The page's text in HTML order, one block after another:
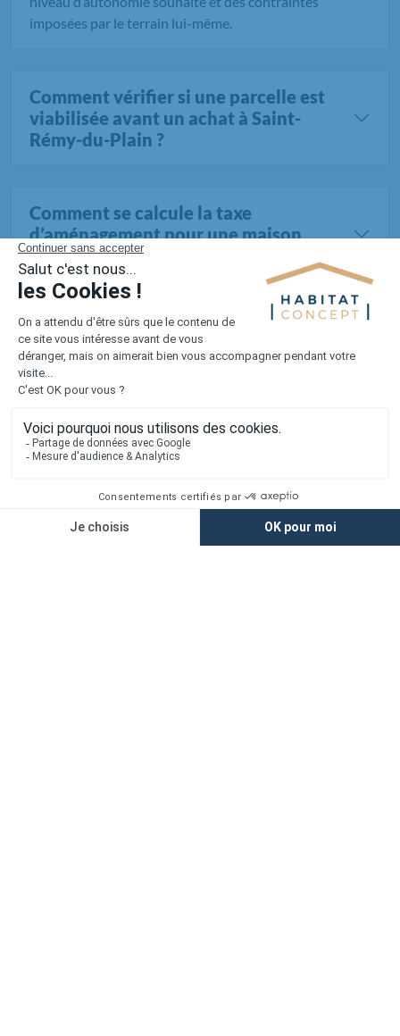
imposées par le terrain lui-même.
Comment vérifier si une parcelle est
viabilisée avant un achat à Saint-
Rémy-du-Plain ?
Comment se calcule la taxe
d’aménagement pour une maison
neuve ?
Tous les terrains dans l'Ille-Et-Vilaine (461 au total)